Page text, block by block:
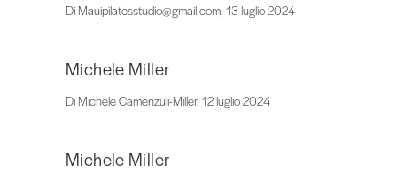
Di Mauipilatesstudio@gmail.com, 13 luglio 2024
Michele Miller
Di Michele Camenzuli-Miller, 12 luglio 2024
Michele Miller